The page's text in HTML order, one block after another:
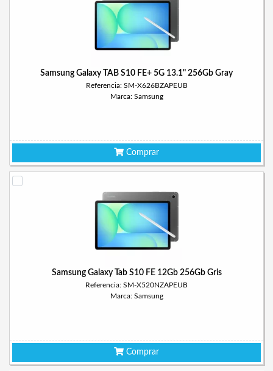
Samsung Galaxy TAB S10 FE+ 5G 13.1" 256Gb Gray
Referencia: SM-X626BZAPEUB
Marca: Samsung
Comprar
Samsung Galaxy Tab S10 FE 12Gb 256Gb Gris
Referencia: SM-X520NZAPEUB
Marca: Samsung
Comprar